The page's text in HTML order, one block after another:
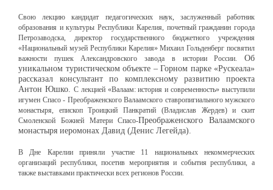
Свою лекцию кандидат педагогических наук, заслуженный работник
образования и культуры Республики Карелия, почетный гражданин города
Петрозаводска, директор
государственного бюджетного учреждения
«Национальный музей Республики Карелия» Михаил Гольденберг посвятил
важности пушек Александровского завода в
истории России.Об
уникальном туристическом объекте – Горном парке «Рускеала»
рассказал
консультант по комплексному развитию проекта
Антон Юшко. С лекцией «Валаам: история и современность» выступили
игумен Спасо - Преображенского Валаамского ставропигиального мужского
монастыря, епископ
Троицкий Панкратий (Владислав Жердев) и скит
Смоленской Божией Матери Спасо-Преображенского Валаамского
монастыря иеромонах Давид (Денис Легейда).
В Дне Карелии приняли участие 11 национальных некоммерческих
организаций республики, посетив мероприятия и события республики, а
также выставками практически всех регионов России.